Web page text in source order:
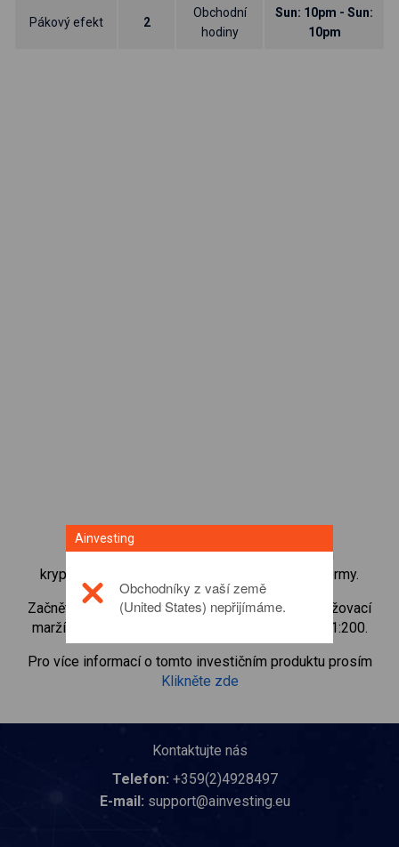
Pákový efekt 2
Obchodní
hodiny
Sun: 10pm - Sun:
10pm
Získejte okamžitý přístup k nejoblíbenějším
kryptoměnám přímo z naší obchodní CFD platformy.
Začněte obchodovat CFD na UMAs minimální udržovací
marží, nejlepším prováděním příkazů a pákou až 1:200.
Pro více informací o tomto investičním produktu prosím
Klikněte zde
Kontaktujte nás
Telefon: +359(2)4928497
E-mail: support@ainvesting.eu
Ainvesting
Obchodníky z vaší země
(United States) nepřijímáme.